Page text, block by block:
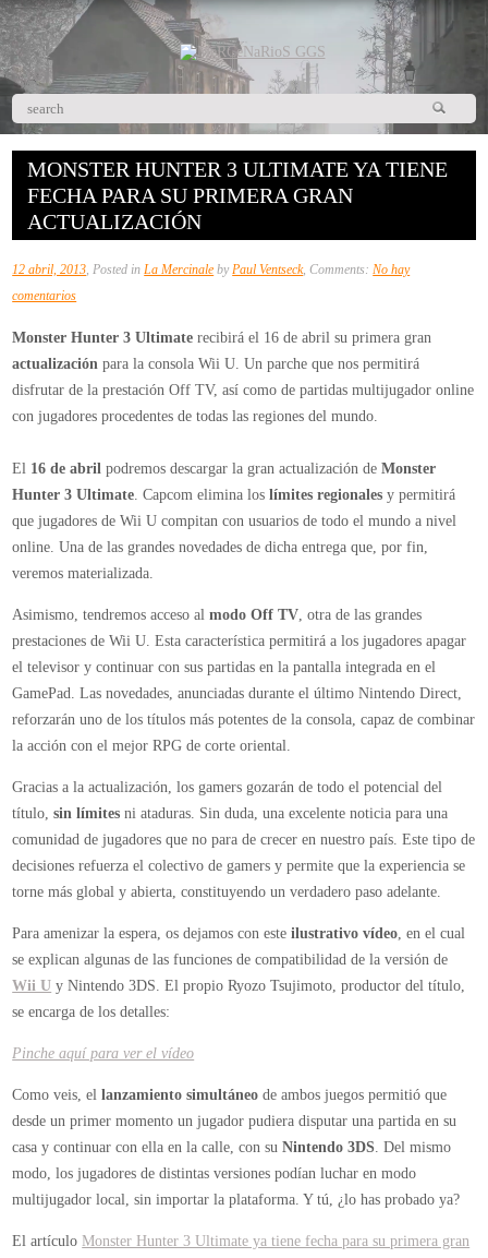
MONSTER HUNTER 3 ULTIMATE YA TIENE
FECHA PARA SU PRIMERA GRAN
ACTUALIZACIÓN
12 abril, 2013, Posted inLa Mercinale byPaul Ventseck, Comments:No hay
comentariosen
Hunter
3
Ultimate
ya
fecha
para
su
primera
gran
actualización
Monster Hunter 3 Ultimate recibirá el 16 de abril su primera gran
actualizaciónpara la consola Wii U. Un parche que nos permitirá
disfrutar de la prestación Off TV, así como de partidas multijugador online
con jugadores procedentes de todas las regiones del mundo.
El 16 de abril podremos descargar la gran actualización deMonster
Hunter 3 Ultimate. Capcom elimina loslímites regionales y permitirá
que jugadores de Wii U compitan con usuarios de todo el mundo a nivel
online. Una de las grandes novedades de dicha entrega que, por fin,
veremos materializada.
Asimismo, tendremos acceso almodo Off TV, otra de las grandes
prestaciones de Wii U. Esta característica permitirá a los jugadores apagar
el televisor y continuar con sus partidas en la pantalla integrada en el
GamePad. Las novedades, anunciadas durante el último Nintendo Direct,
reforzarán uno de los títulos más potentes de la consola, capaz de combinar
la acción con el mejor RPG de corte oriental.
Gracias a la actualización, los gamers gozarán de todo el potencial del
título, sin límites ni ataduras. Sin duda, una excelente noticia para una
comunidad de jugadores que no para de crecer en nuestro país. Este tipo de
decisiones refuerza el colectivo de gamers y permite que la experiencia se
torne más global y abierta, constituyendo un verdadero paso adelante.
Para amenizar la espera, os dejamos con esteilustrativo vídeo, en el cual
se explican algunas de las funciones de compatibilidad de la versión de
Wii U y Nintendo 3DS. El propio Ryozo Tsujimoto, productor del título,
se encarga de los detalles:
Pinche aquí para ver el vídeo
Como veis, ellanzamiento simultáneo de ambos juegos permitió que
desde un primer momento un jugador pudiera disputar una partida en su
casa y continuar con ella en la calle, con suNintendo 3DS. Del mismo
modo, los jugadores de distintas versiones podían luchar en modo
multijugador local, sin importar la plataforma. Y tú, ¿lo has probado ya?
El artículo Monster Hunter 3 Ultimate ya tiene fecha para su primera gran